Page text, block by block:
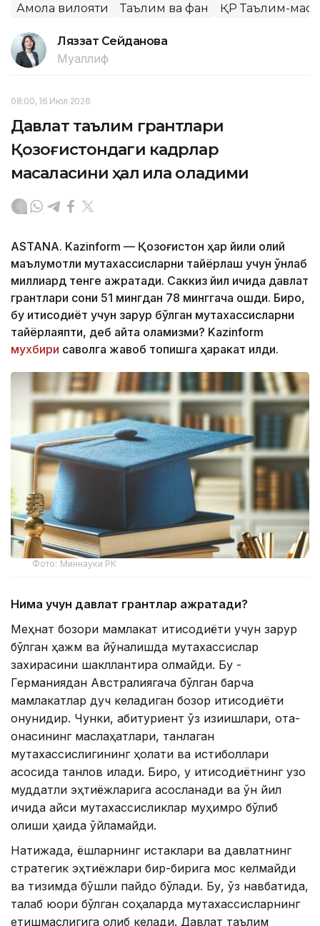
Ақмола вилояти Таълим ва фан ҚР Таълим-
Ляззат Сейданова
Муаллиф
08:00, 16 Июл 2026
Давлат таълим грантлари
Қозоғистондаги кадрлар
масаласини ҳал қила оладими
ASTANA. Kazinform — Қозоғистон ҳар йили олий
маълумотли мутахассисларни тайёрлаш учун ўнлаб
миллиард тенге ажратади. Саккиз йил ичида давлат
грантлари сони 51 мингдан 78 минггача ошди. Бироқ,
бу иқтисодиёт учун зарур бўлган мутахассисларни
тайёрлаяпти, деб айта оламизми? Kazinform
мухбири саволга жавоб топишга ҳаракат қилди.
Фото: Миннауки РК
Нима учун давлат грантлар ажратади?
Меҳнат бозори мамлакат иқтисодиёти учун зарур
бўлган ҳажм ва йўналишда мутахассислар
захирасини шакллантира олмайди. Бу -
Германиядан Австралиягача бўлган барча
мамлакатлар дуч келадиган бозор иқтисодиёти
қонунидир. Чунки, абитуриент ўз қизиқишлари, ота-
онасининг маслаҳатлари, танлаган
мутахассислигининг ҳолати ва истиқболлари
асосида танлов қилади. Бироқ, у иқтисодиётнинг узоқ
муддатли эҳтиёжларига асосланади ва ўн йил
ичида қайси мутахассисликлар муҳимроқ бўлиб
қолиши ҳақида ўйламайди.
Натижада, ёшларнинг истаклари ва давлатнинг
стратегик эҳтиёжлари бир-бирига мос келмайди
ва тизимда бўшлиқ пайдо бўлади. Бу, ўз навбатида,
талаб юқори бўлган соҳаларда мутахассисларнинг
етишмаслигига олиб келади. Давлат таълим